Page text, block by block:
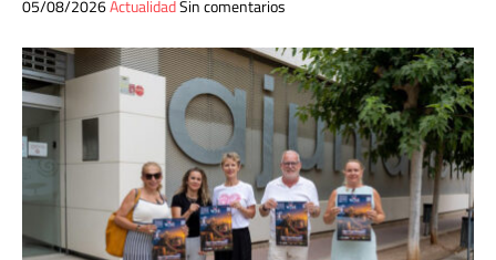
05/08/2026ActualidadSin comentarios